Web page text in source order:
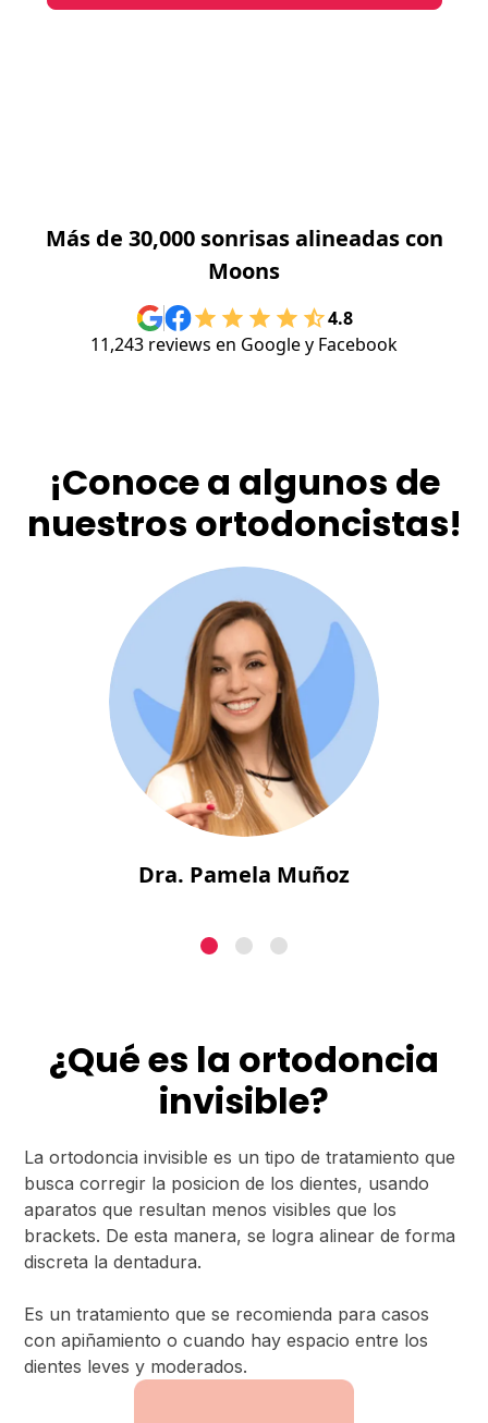
Más de 30,000 sonrisas alineadas con
Moons
4.8
11,243 reviews en Google y Facebook
¡Conoce a algunos de
nuestros ortodoncistas!
Dra. Pamela Muñoz
¿Qué es la ortodoncia
invisible?
La ortodoncia invisible es un tipo de tratamiento que
busca corregir la posicion de los dientes, usando
aparatos que resultan menos visibles que los
brackets. De esta manera, se logra alinear de forma
discreta la dentadura.
Es un tratamiento que se recomienda para casos
con apiñamiento o cuando hay espacio entre los
dientes leves y moderados.